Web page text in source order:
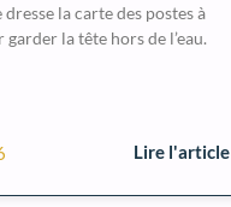
la carte des postes à
la tête hors de l’eau.
Lire l'article